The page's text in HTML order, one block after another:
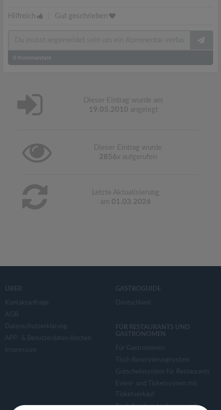
Hilfreich Gut geschrieben
0 Kommentare
Dieser Eintrag wurde am
19.05.2010 angelegt
Dieser Eintrag wurde
2856x aufgerufen
Letzte Aktualisierung
am 01.03.2026
ÜBER
Kontaktanfrage
AGB
Datenschutzerklärung
APP- & Benutzerdaten löschen
Impressum
GASTROGUIDE
Deutschland
FÜR RESTAURANTS UND
GASTRONOMEN
Für Gastronomen
Tisch Reservierungsystem
Gutscheinsystem für Restaurants
Event- und Ticketsystem mit
Ticketverkauf
Bestellsystem Lieferung und